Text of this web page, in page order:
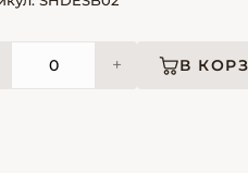
+ В